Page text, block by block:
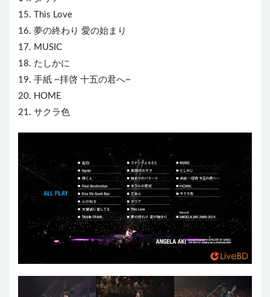
15. This Love
16. 夢の終わり 愛の始まり
17. MUSIC
18. たしかに
19. 手紙 ~拝啓 十五の君へ~
20. HOME
21. サクラ色